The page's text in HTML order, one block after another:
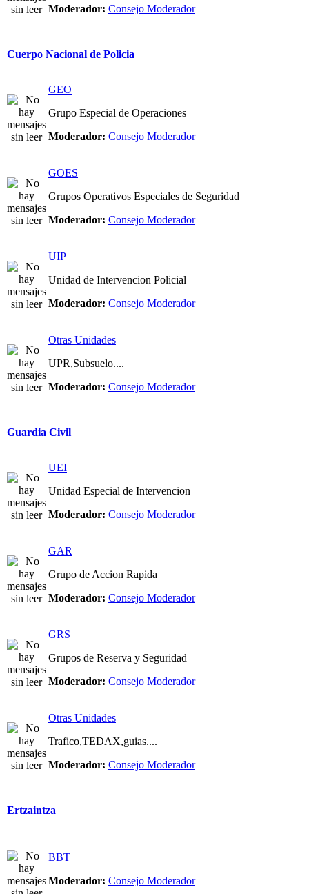
Moderador: Consejo Moderador
Cuerpo Nacional de Policia
GEO
Grupo Especial de Operaciones
Moderador: Consejo Moderador
GOES
Grupos Operativos Especiales de Seguridad
Moderador: Consejo Moderador
UIP
Unidad de Intervencion Policial
Moderador: Consejo Moderador
Otras Unidades
UPR,Subsuelo....
Moderador: Consejo Moderador
Guardia Civil
UEI
Unidad Especial de Intervencion
Moderador: Consejo Moderador
GAR
Grupo de Accion Rapida
Moderador: Consejo Moderador
GRS
Grupos de Reserva y Seguridad
Moderador: Consejo Moderador
Otras Unidades
Trafico,TEDAX,guias....
Moderador: Consejo Moderador
Ertzaintza
BBT
Moderador: Consejo Moderador